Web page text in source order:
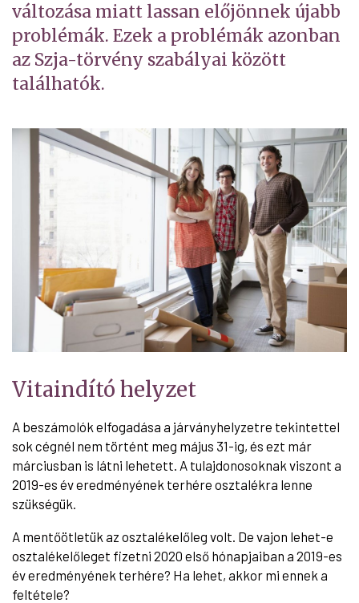
változása miatt lassan előjönnek újabb
problémák. Ezek a problémák azonban
az Szja-törvény szabályai között
találhatók.
Vitaindító helyzet
A beszámolók elfogadása a járványhelyzetre tekintettel
sok cégnél nem történt meg május 31-ig, és ezt már
márciusban is látni lehetett. A tulajdonosoknak viszont a
2019-es év eredményének terhére osztalékra lenne
szükségük.
A mentőötletük az osztalékelőleg volt. De vajon lehet-e
osztalékelőleget fizetni 2020 első hónapjaiban a 2019-es
év eredményének terhére? Ha lehet, akkor mi ennek a
feltétele?